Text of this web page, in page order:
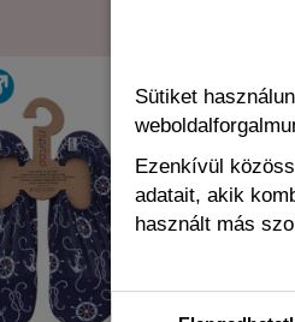
Sütiket
Ezenkívül
adatait, akik
használt más